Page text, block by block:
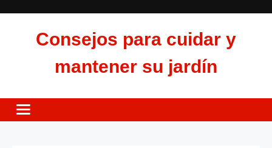
Consejos para cuidar y
mantener su jardín